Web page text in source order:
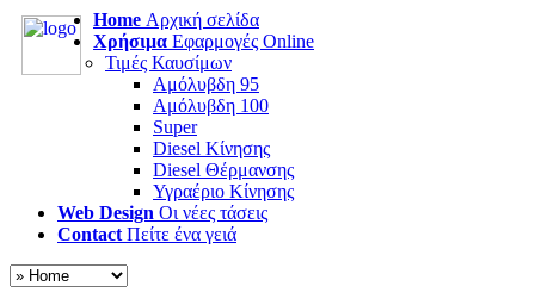
Home Αρχική σελίδα
Χρήσιμα Εφαρμογές Online
Τιμές Καυσίμων
Αμόλυβδη 95
Αμόλυβδη 100
Super
Diesel Κίνησης
Diesel Θέρμανσης
Υγραέριο Κίνησης
Web Design Οι νέες τάσεις
Contact Πείτε ένα γειά